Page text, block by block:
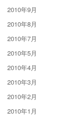
2010年9月
2010年8月
2010年7月
2010年5月
2010年4月
2010年3月
2010年2月
2010年1月